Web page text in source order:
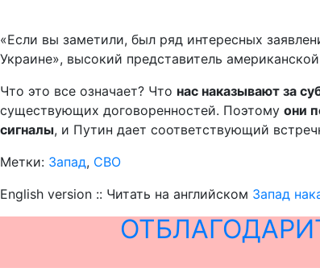
«Если вы заметили, был ряд интересных
Украине», высокий представитель
Что это все означает? Что нас наказывают за
существующих договоренностей. Поэтому они
сигналы, и Путин дает соответствующий
Метки: Запад, СВО
English version :: Читать на английском Запад